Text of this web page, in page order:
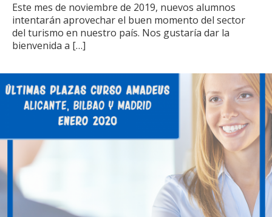
Este mes de noviembre de 2019, nuevos alumnos
intentarán aprovechar el buen momento del sector
del turismo en nuestro país. Nos gustaría dar la
bienvenida a […]